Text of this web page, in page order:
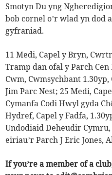
Smotyn Du yng
bob cornel o’r wlad yn dod
gyfraniad.
11 Medi, Capel y Bryn,
Tramp dan ofal y Parch
Cwm, Cwmsychbant
Jim Parc Nest; 25 Medi,
Cymanfa Codi Hwyl gyda
Hydref, Capel y Fadfa,
Undodiaid Deheudir
eiriau’r Parch J Eric Jones,
If you’re a member of a